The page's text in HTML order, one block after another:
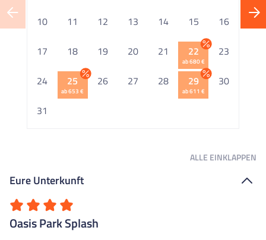
10 11 12 13 14 15 16
17 18 19 20 21 22
ab 680 €
23
24 25
ab 653 €
26 27 28 29
ab 611 €
30
31
ALLE EINKLAPPEN
Eure Unterkunft
Oasis Park Splash